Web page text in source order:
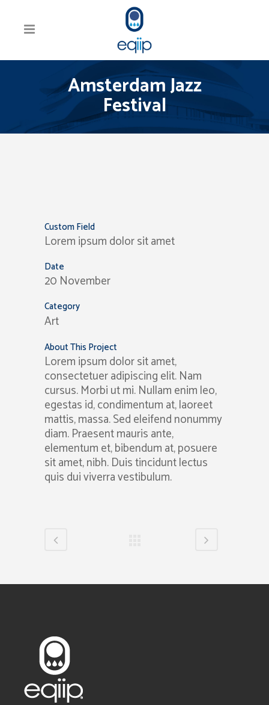
Amsterdam Jazz
Festival
Custom Field
Lorem ipsum dolor sit amet
Date
20 November
Category
Art
About This Project
Lorem ipsum dolor sit amet,
consectetuer adipiscing elit. Nam
cursus. Morbi ut mi. Nullam enim leo,
egestas id, condimentum at, laoreet
mattis, massa. Sed eleifend nonummy
diam. Praesent mauris ante,
elementum et, bibendum at, posuere
sit amet, nibh. Duis tincidunt lectus
quis dui viverra vestibulum.